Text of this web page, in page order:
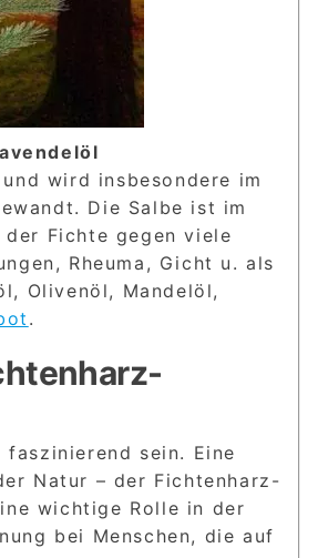
wird insbesondere im
Die Salbe ist im
Fichte gegen viele
Rheuma, Gicht u. als
Olivenöl, Mandelöl,
.
sein. Eine
Natur – der Fichtenharz-
wichtige Rolle in der
bei Menschen, die auf